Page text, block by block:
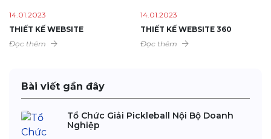
14.01.2023
THIẾT KẾ WEBSITE
Đọc thêm
14.01.2023
THIẾT KẾ WEBSITE 360
Đọc thêm
Bài viết gần đây
Tổ Chức Giải Pickleball Nội Bộ Doanh
Nghiệp